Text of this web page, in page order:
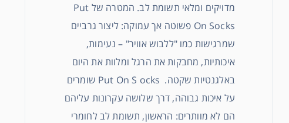
מדויקים ומלאי תשומת לב. המטרה של Put
On Socks פשוטה אך עמוקה: ליצור גרביים
שמרגישות כמו "ללבוש אוויר" – נעימות,
איכותיות, מחבקות את הרגל ומלוות את היום
באלגנטיות שקטה. Put On S ocks שומרים
על איכות גבוהה, דרך שלושה עקרונות עליהם
הם לא מוותרים: הראשון, תשומת לב לחומרי